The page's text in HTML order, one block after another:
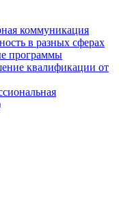
коммуникация
в разных сферах
программы
квалификации от